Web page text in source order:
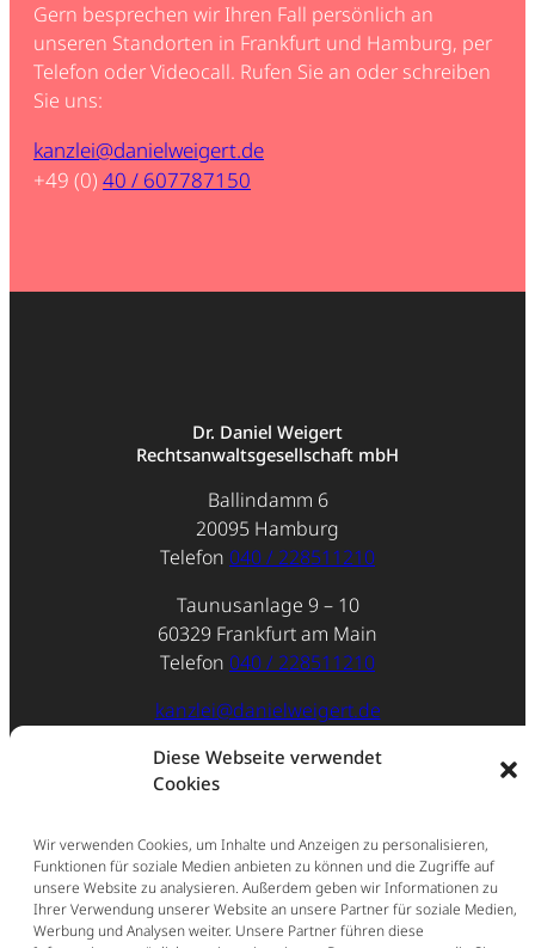
Diese Webseite verwendet
Cookies
Wir verwenden Cookies, um Inhalte und Anzeigen zu personalisieren,
Funktionen für soziale Medien anbieten zu können und die Zugriffe auf
unsere Website zu analysieren. Außerdem geben wir Informationen zu
Ihrer Verwendung unserer Website an unsere Partner für soziale Medien,
Werbung und Analysen weiter. Unsere Partner führen diese
Gern besprechen wir Ihren Fall persönlich an
unseren Standorten in Frankfurt und Hamburg, per
Telefon oder Videocall. Rufen Sie an oder schreiben
Sie uns:
kanzlei@danielweigert.de
+49 (0) 40 / 607787150
Dr. Daniel Weigert
Rechtsanwaltsgesellschaft mbH
Ballindamm 6
20095 Hamburg
Telefon 040 / 228511210
Taunusanlage 9 – 10
60329 Frankfurt am Main
Telefon 040 / 228511210
kanzlei@danielweigert.de
Impressum
Datenschutz